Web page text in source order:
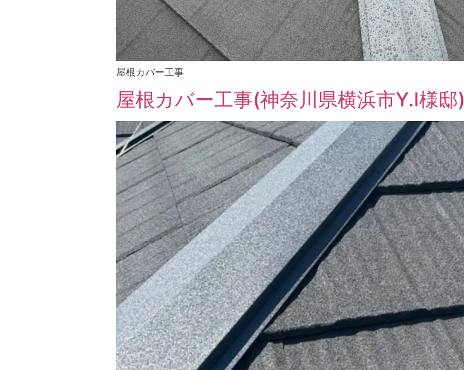
屋根カバー工事
屋根カバー工事(神奈川県横浜市Y.I様邸)